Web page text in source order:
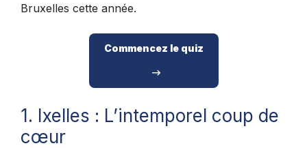
Bruxelles cette année.
Commencez le quiz
1. Ixelles : L’intemporel coup de
cœur